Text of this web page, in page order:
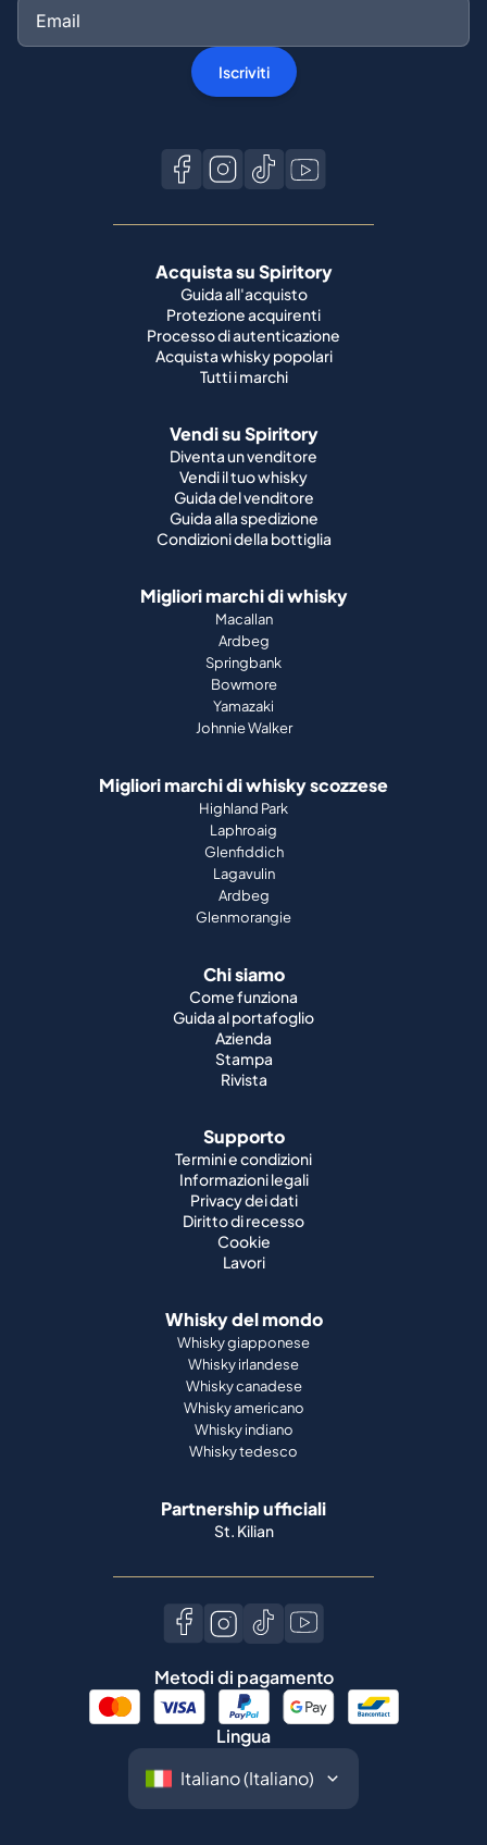
Iscriviti
Acquista su Spiritory
Guida all'acquisto
Protezione acquirenti
Processo di autenticazione
Acquista whisky popolari
Tutti i marchi
Vendi su Spiritory
Diventa un venditore
Vendi il tuo whisky
Guida del venditore
Guida alla spedizione
Condizioni della bottiglia
Migliori marchi di whisky
Macallan
Ardbeg
Springbank
Bowmore
Yamazaki
Johnnie Walker
Migliori marchi di whisky scozzese
Highland Park
Laphroaig
Glenfiddich
Lagavulin
Ardbeg
Glenmorangie
Chi siamo
Come funziona
Guida al portafoglio
Azienda
Stampa
Rivista
Supporto
Termini e condizioni
Informazioni legali
Privacy dei dati
Diritto di recesso
Cookie
Lavori
Whisky del mondo
Whisky giapponese
Whisky irlandese
Whisky canadese
Whisky americano
Whisky indiano
Whisky tedesco
Partnership ufficiali
St. Kilian
Metodi di pagamento
Lingua